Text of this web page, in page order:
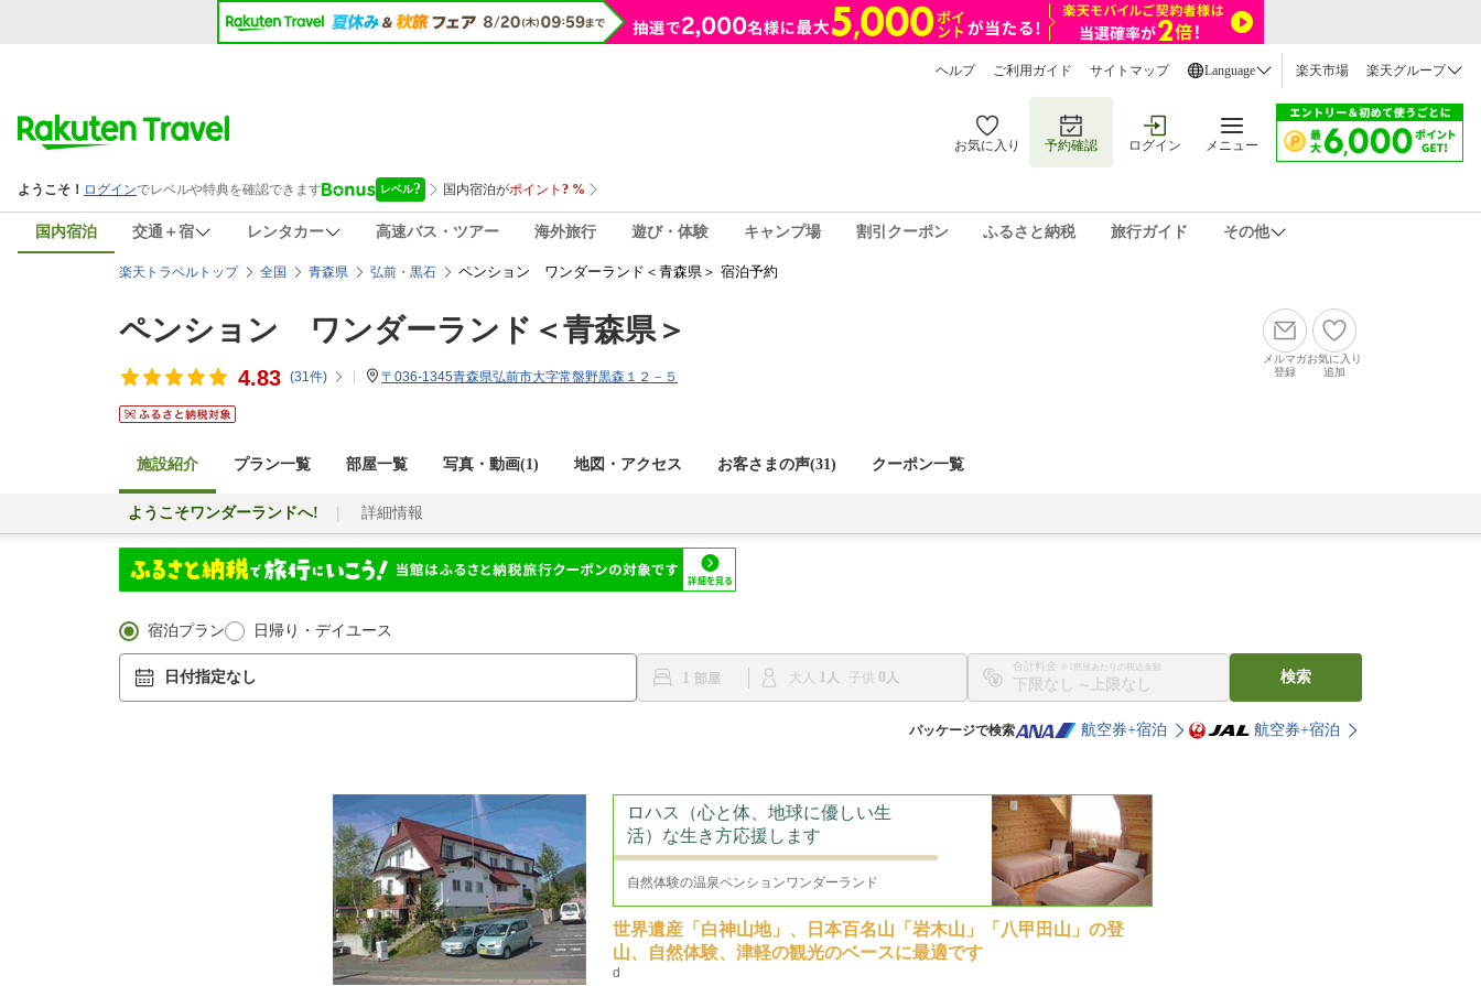
ヘルプ ご利用ガイド サイトマップ Language 楽天市場 楽天グループ
お気に入り 予約確認 ログイン メニュー
国内宿泊 交通＋宿 レンタカー 高速バス・ツアー 海外旅行 遊び・体験 キャンプ場 割引クーポン ふるさと納税 旅行ガイド その他
楽天トラベルトップ 全国 青森県 弘前・黒石 ペンション ワンダーランド＜青森県＞ 宿泊予約
ペンション ワンダーランド＜青森県＞
4.83 (31件) 〒036-1345青森県弘前市大字常盤野黒森１２－５
メルマガ
登録
お気に入り
追加
施設紹介 プラン一覧 部屋一覧 写真・動画(1) 地図・アクセス お客さまの声(31) クーポン一覧
ようこそワンダーランドへ! 詳細情報
宿泊プラン 日帰り・デイユース
日付指定なし 1 大人 1 子供 0
合計料金 ※1部屋あたりの税込金額
〜
検索
パッケージで検索 航空券+宿泊 航空券+宿泊
ロハス（心と体、地球に優しい生
活）な生き方応援します
自然体験の温泉ペンションワンダーランド
世界遺産「白神山地」、日本百名山「岩木山」「八甲田山」の登
山、自然体験、津軽の観光のベースに最適です
d